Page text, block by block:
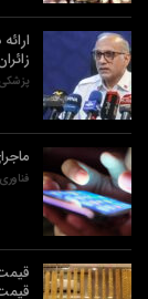
ماجرای
فناوری